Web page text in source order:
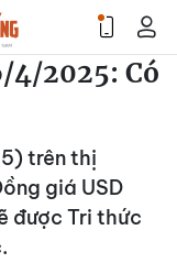
4/2025: Có
trên thị
giá USD
được Tri thức